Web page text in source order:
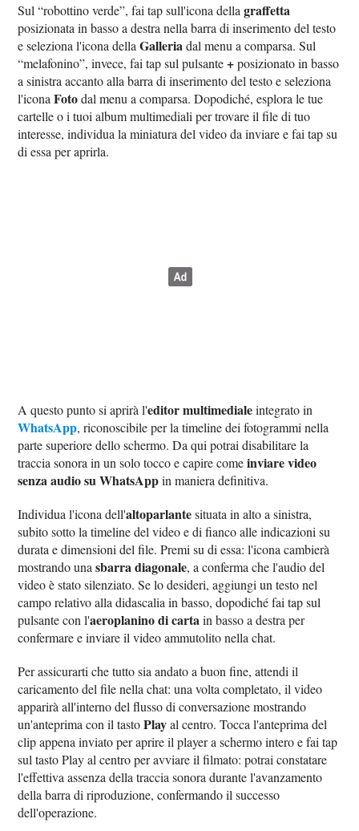
Sul “robottino verde”, fai tap sull'icona dellagraffetta
posizionata in basso a destra nella barra di inserimento del testo
e seleziona l'icona dellaGalleriadal menu a comparsa. Sul
“melafonino”, invece, fai tap sul pulsante+posizionato in basso
a sinistra accanto alla barra di inserimento del testo e seleziona
l'iconaFotodal menu a comparsa. Dopodiché, esplora le tue
cartelle o i tuoi album multimediali per trovare il file di tuo
interesse, individua la miniatura del video da inviare e fai tap su
di essa per aprirla.
A questo punto si aprirà l'editor multimedialeintegrato in
WhatsApp, riconoscibile per la timeline dei fotogrammi nella
parte superiore dello schermo. Da qui potrai disabilitare la
traccia sonora in un solo tocco e capire comeinviare video
senza audio su WhatsAppin maniera definitiva.
Individua l'icona dell'altoparlantesituata in alto a sinistra,
subito sotto la timeline del video e di fianco alle indicazioni su
durata e dimensioni del file. Premi su di essa: l'icona cambierà
mostrando unasbarra diagonale, a conferma che l'audio del
video è stato silenziato. Se lo desideri, aggiungi un testo nel
campo relativo alla didascalia in basso, dopodiché fai tap sul
pulsante con l'aeroplanino di cartain basso a destra per
confermare e inviare il video ammutolito nella chat.
Per assicurarti che tutto sia andato a buon fine, attendi il
caricamento del file nella chat: una volta completato, il video
apparirà all'interno del flusso di conversazione mostrando
un'anteprima con il tastoPlayal centro. Tocca l'anteprima del
clip appena inviato per aprire il player a schermo intero e fai tap
sul tasto Play al centro per avviare il filmato: potrai constatare
l'effettiva assenza della traccia sonora durante l'avanzamento
della barra di riproduzione, confermando il successo
dell'operazione.